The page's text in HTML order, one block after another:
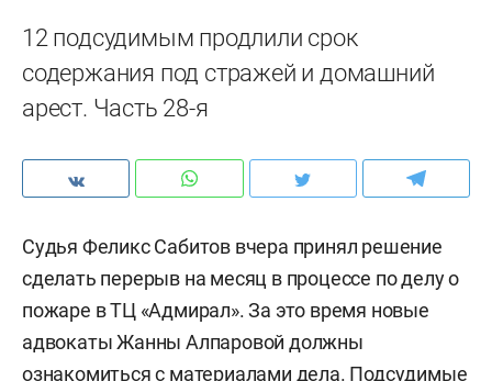
12 подсудимым продлили срок
содержания под стражей и домашний
арест. Часть 28-я
Судья Феликс Сабитов вчера принял решение
сделать перерыв на месяц в процессе по делу о
пожаре в ТЦ «Адмирал». За это время новые
адвокаты Жанны Алпаровой должны
ознакомиться с материалами дела. Подсудимые